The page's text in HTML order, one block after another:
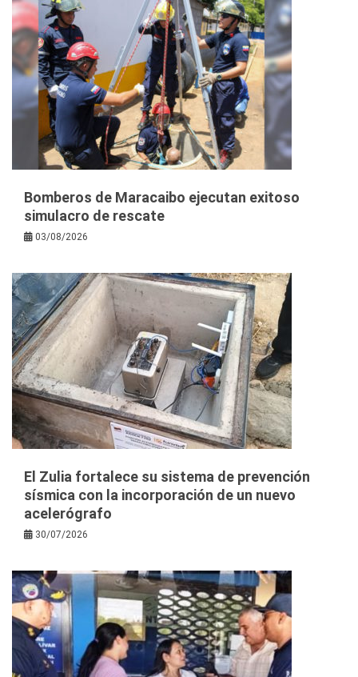
Bomberos de Maracaibo ejecutan exitoso
simulacro de rescate
03/08/2026
El Zulia fortalece su sistema de prevención
sísmica con la incorporación de un nuevo
acelerógrafo
30/07/2026